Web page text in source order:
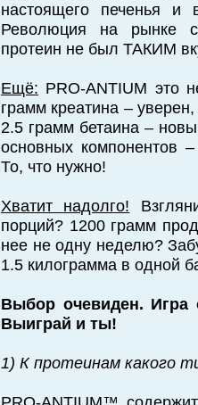
настоящего печенья и
Революция на рынке
протеин не был ТАКИМ
Ещё: PRO-ANTIUM это
грамм креатина –
2.5 грамм бетаина –
основных компонентов
То, что нужно!
Хватит надолго!
порций? 1200 грамм
нее не одну неделю?
1.5 килограмма в одной
Выбор очевиден. Игра
Выиграй и ты!
1) К протеинам какого